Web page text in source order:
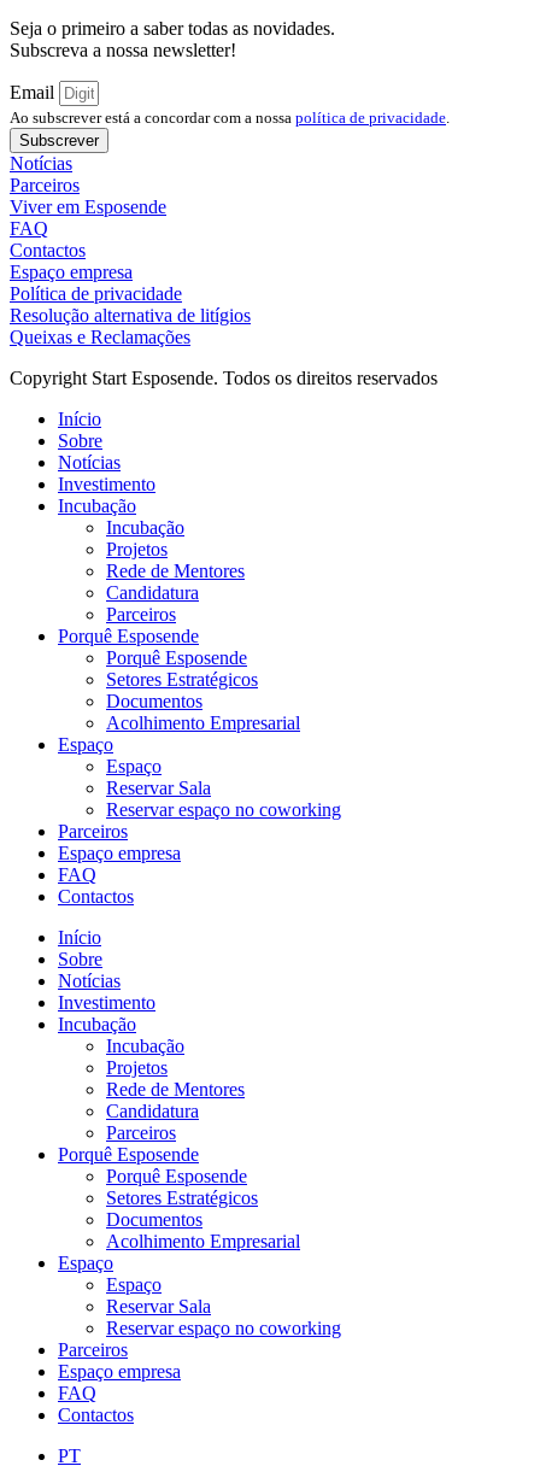
Seja o primeiro a saber todas as novidades.
Subscreva a nossa newsletter!
Email
Ao subscrever está a concordar com a nossa política de privacidade.
Subscrever
Notícias
Parceiros
Viver em Esposende
FAQ
Contactos
Espaço empresa
Política de privacidade
Resolução alternativa de litígios
Queixas e Reclamações
Copyright Start Esposende. Todos os direitos reservados
Início
Sobre
Notícias
Investimento
Incubação
Incubação
Projetos
Rede de Mentores
Candidatura
Parceiros
Porquê Esposende
Porquê Esposende
Setores Estratégicos
Documentos
Acolhimento Empresarial
Espaço
Espaço
Reservar Sala
Reservar espaço no coworking
Parceiros
Espaço empresa
FAQ
Contactos
Início
Sobre
Notícias
Investimento
Incubação
Incubação
Projetos
Rede de Mentores
Candidatura
Parceiros
Porquê Esposende
Porquê Esposende
Setores Estratégicos
Documentos
Acolhimento Empresarial
Espaço
Espaço
Reservar Sala
Reservar espaço no coworking
Parceiros
Espaço empresa
FAQ
Contactos
PT